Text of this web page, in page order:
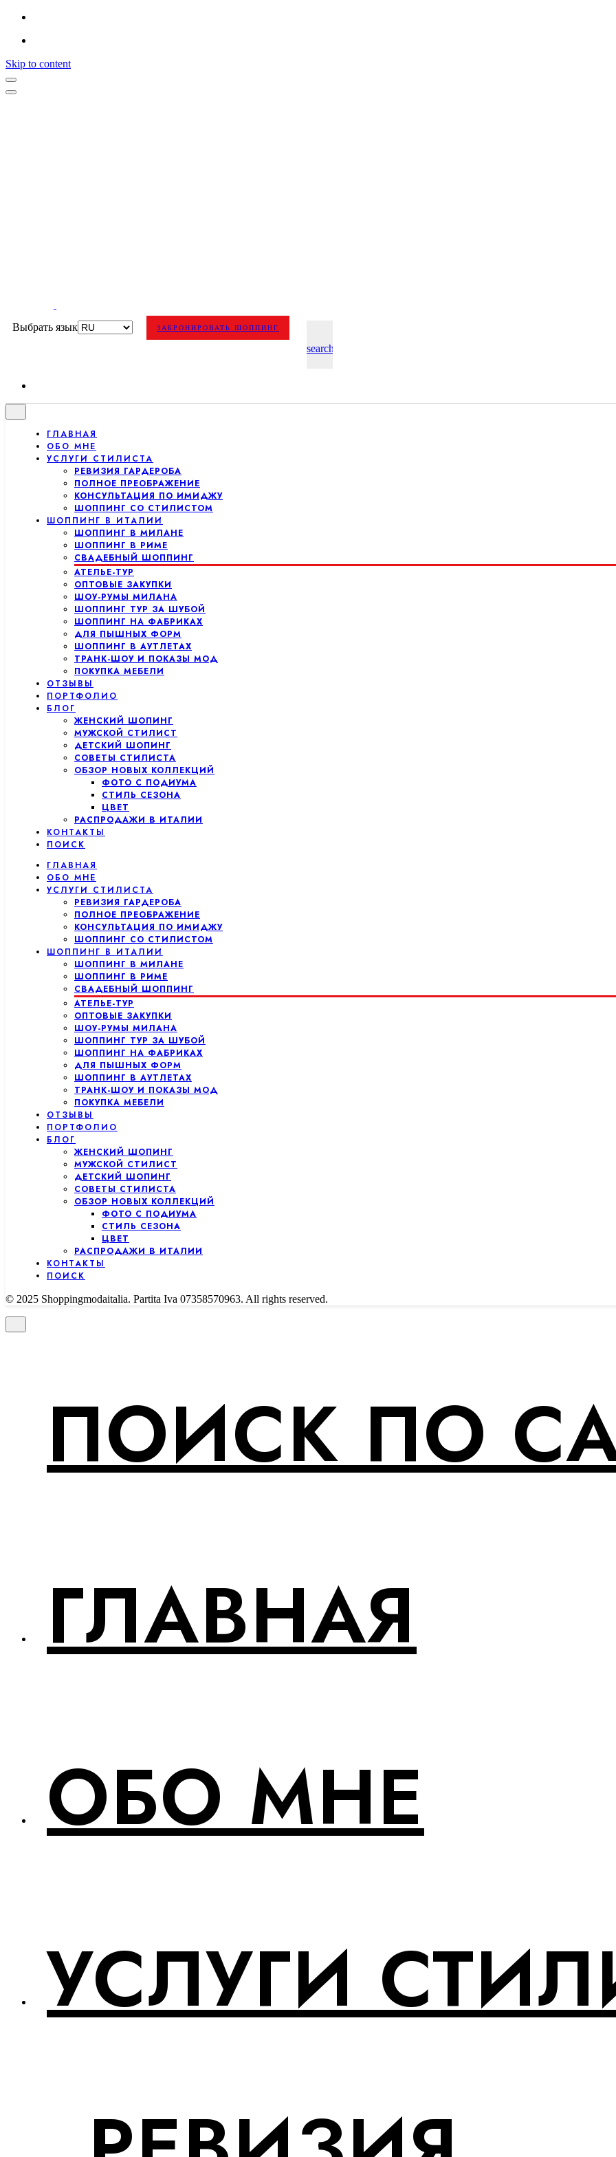
Skip to content
Выбрать язык ЗАБРОНИРОВАТЬ ШОППИНГ
search
ГЛАВНАЯ
ОБО МНЕ
УСЛУГИ СТИЛИСТА
РЕВИЗИЯ ГАРДЕРОБА
ПОЛНОЕ ПРЕОБРАЖЕНИЕ
КОНСУЛЬТАЦИЯ ПО ИМИДЖУ
ШОППИНГ СО СТИЛИСТОМ
ШОППИНГ В ИТАЛИИ
ШОППИНГ В МИЛАНЕ
ШОППИНГ В РИМЕ
СВАДЕБНЫЙ ШОППИНГ
АТЕЛЬЕ-ТУР
ОПТОВЫЕ ЗАКУПКИ
ШОУ-РУМЫ МИЛАНА
ШОППИНГ ТУР ЗА ШУБОЙ
ШОППИНГ НА ФАБРИКАХ
ДЛЯ ПЫШНЫХ ФОРМ
ШОППИНГ В АУТЛЕТАХ
ТРАНК-ШОУ И ПОКАЗЫ МОД
ПОКУПКА МЕБЕЛИ
ОТЗЫВЫ
ПОРТФОЛИО
БЛОГ
ЖЕНСКИЙ ШОПИНГ
МУЖСКОЙ СТИЛИСТ
ДЕТСКИЙ ШОПИНГ
СОВЕТЫ СТИЛИСТА
ОБЗОР НОВЫХ КОЛЛЕКЦИЙ
ФОТО С ПОДИУМА
СТИЛЬ СЕЗОНА
ЦВЕТ
РАСПРОДАЖИ В ИТАЛИИ
КОНТАКТЫ
ПОИСК
ГЛАВНАЯ
ОБО МНЕ
УСЛУГИ СТИЛИСТА
РЕВИЗИЯ ГАРДЕРОБА
ПОЛНОЕ ПРЕОБРАЖЕНИЕ
КОНСУЛЬТАЦИЯ ПО ИМИДЖУ
ШОППИНГ СО СТИЛИСТОМ
ШОППИНГ В ИТАЛИИ
ШОППИНГ В МИЛАНЕ
ШОППИНГ В РИМЕ
СВАДЕБНЫЙ ШОППИНГ
АТЕЛЬЕ-ТУР
ОПТОВЫЕ ЗАКУПКИ
ШОУ-РУМЫ МИЛАНА
ШОППИНГ ТУР ЗА ШУБОЙ
ШОППИНГ НА ФАБРИКАХ
ДЛЯ ПЫШНЫХ ФОРМ
ШОППИНГ В АУТЛЕТАХ
ТРАНК-ШОУ И ПОКАЗЫ МОД
ПОКУПКА МЕБЕЛИ
ОТЗЫВЫ
ПОРТФОЛИО
БЛОГ
ЖЕНСКИЙ ШОПИНГ
МУЖСКОЙ СТИЛИСТ
ДЕТСКИЙ ШОПИНГ
СОВЕТЫ СТИЛИСТА
ОБЗОР НОВЫХ КОЛЛЕКЦИЙ
ФОТО С ПОДИУМА
СТИЛЬ СЕЗОНА
ЦВЕТ
РАСПРОДАЖИ В ИТАЛИИ
КОНТАКТЫ
ПОИСК
© 2025 Shoppingmodaitalia. Partita Iva 07358570963. All rights reserved.
ПОИСК ПО
ГЛАВНАЯ
ОБО МНЕ
УСЛУГИ